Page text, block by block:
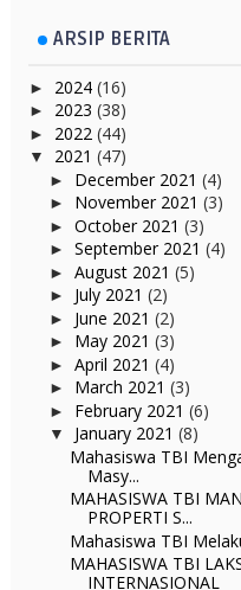
ARSIP BERITA
► 2024 (16)
► 2023 (38)
► 2022 (44)
▼ 2021 (47)
► December 2021 (4)
► November 2021 (3)
► October 2021 (3)
► September 2021 (4)
► August 2021 (5)
► July 2021 (2)
► June 2021 (2)
► May 2021 (3)
► April 2021 (4)
► March 2021 (3)
► February 2021 (6)
▼ January 2021 (8)
Mahasiswa TBI
Masy...
MAHASISWA TBI
PROPERTI S...
Mahasiswa TBI
MAHASISWA TBI
INTERNASIONAL